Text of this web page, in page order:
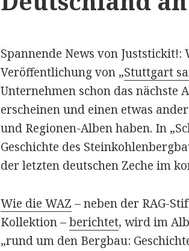
Spannende News von Juststickit!:
Veröffentlichung von „Stuttgart
Unternehmen schon das nächste
erscheinen und einen etwas
und Regionen-Alben haben. In
Geschichte des
der letzten deutschen Zeche im
Wie die WAZ – neben der RAG-
Kollektion –berichtet, wird im
„rund um den Bergbau: